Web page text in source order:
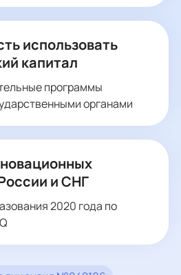
использовать
капитал
программы
органами
и СНГ
2020 года по